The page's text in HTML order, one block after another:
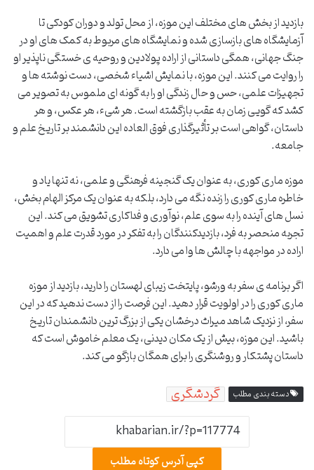
بازدید از بخش های مختلف این موزه، از محل تولد و دوران کودکی تا
آزمایشگاه های بازسازی شده و نمایشگاه های مربوط به کمک های او در
جنگ جهانی، همگی داستانی از اراده پولادین و روحیه ی خستگی ناپذیر او
را روایت می کنند. این موزه، با نمایش اشیاء شخصی، دست نوشته ها و
تجهیزات علمی، حس و حال زندگی او را به گونه ای ملموس به تصویر می
کشد که گویی زمان به عقب بازگشته است. هر شیء، هر عکس، و هر
داستان، گواهی است بر تأثیرگذاری فوق العاده این دانشمند بر تاریخ علم و
جامعه.
موزه ماری کوری، به عنوان یک گنجینه فرهنگی و علمی، نه تنها یاد و
خاطره ماری کوری را زنده نگه می دارد، بلکه به عنوان یک مرکز الهام بخش،
نسل های آینده را به سوی علم، نوآوری و فداکاری تشویق می کند. این
تجربه منحصر به فرد، بازدیدکنندگان را به تفکر در مورد قدرت علم و اهمیت
اراده در مواجهه با چالش ها وا می دارد.
اگر برنامه ی سفر به ورشو، پایتخت زیبای لهستان را دارید، بازدید از موزه
ماری کوری را در اولویت قرار دهید. این فرصت را از دست ندهید که در این
سفر، از نزدیک شاهد میراث درخشان یکی از بزرگ ترین دانشمندان تاریخ
باشید. این موزه، بیش از یک مکان دیدنی، یک معلم خاموش است که
داستان پشتکار و روشنگری را برای همگان بازگو می کند.
دسته بندی مطلب گردشگری
کپی آدرس کوتاه مطلب